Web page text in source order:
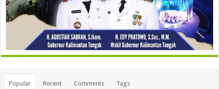
Popular Recent Comments Tags